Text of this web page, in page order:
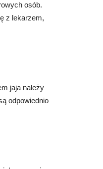
osób.
z lekarzem,
jaja należy
odpowiednio